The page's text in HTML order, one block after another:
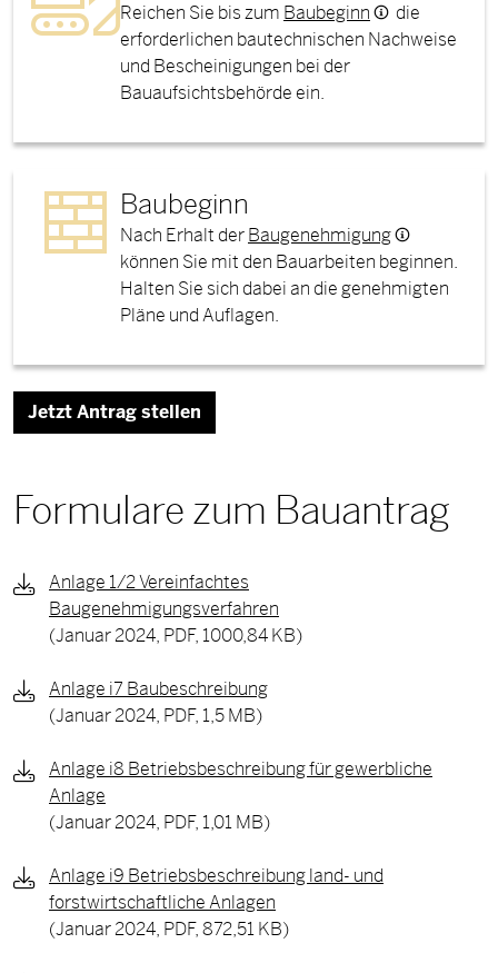
Reichen Sie bis zum Baubeginn
die
erforderlichen bautechnischen Nachweise
und Bescheinigungen bei der
Bauaufsichtsbehörde ein.
Baubeginn
Nach Erhalt derBaugenehmigung
können Sie mit den Bauarbeiten beginnen.
Halten Sie sich dabei an die genehmigten
Pläne und Auflagen.
Jetzt Antrag stellen
Formulare zum Bauantrag
Anlage 1/2 Vereinfachtes
Baugenehmigungsverfahren
(Januar 2024, PDF, 1000,84 KB)
Anlage i7 Baubeschreibung
(Januar 2024, PDF, 1,5 MB)
Anlage i8 Betriebsbeschreibung für gewerbliche
Anlage
(Januar 2024, PDF, 1,01 MB)
Anlage i9 Betriebsbeschreibung land- und
forstwirtschaftliche Anlagen
(Januar 2024, PDF, 872,51 KB)